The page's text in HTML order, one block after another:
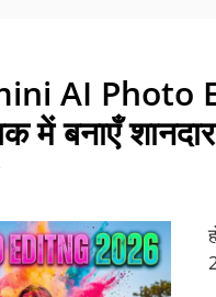
AI
में बनाएँ